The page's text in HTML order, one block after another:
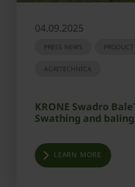
04.09.2025
PRESS NEWS PRODUCT
AGRITECHNICA
KRONE Swadro
Swathing and
LEARN MORE